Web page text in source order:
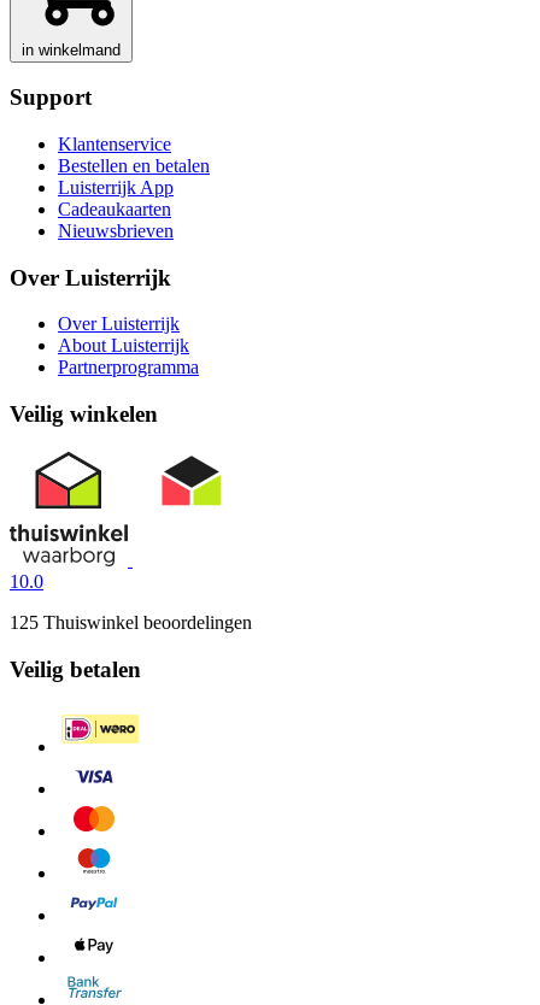
in winkelmand
Support
Klantenservice
Bestellen en betalen
Luisterrijk App
Cadeaukaarten
Nieuwsbrieven
Over Luisterrijk
Over Luisterrijk
About Luisterrijk
Partnerprogramma
Veilig winkelen
10.0
125 Thuiswinkel beoordelingen
Veilig betalen